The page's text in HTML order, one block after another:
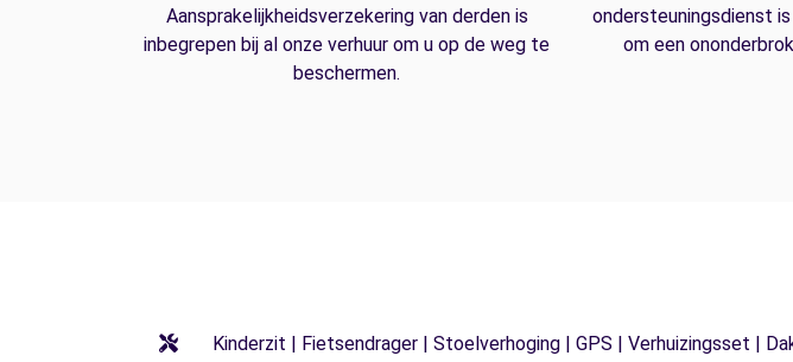
Aansprakelijkheidsverzekering van derden is
inbegrepen bij al onze verhuur om u op de weg te
beschermen.
ondersteuningsdienst
om een
Kinderzit | Fietsendrager | Stoelverhoging | GPS | Verhuizingsset |